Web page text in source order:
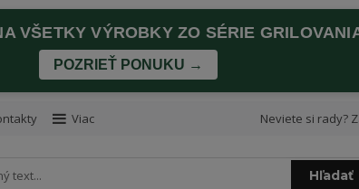
VŠETKY VÝROBKY ZO SÉRIE
POZRIEŤ PONUKU →
Viac
Hľadať
Neviete si rady?